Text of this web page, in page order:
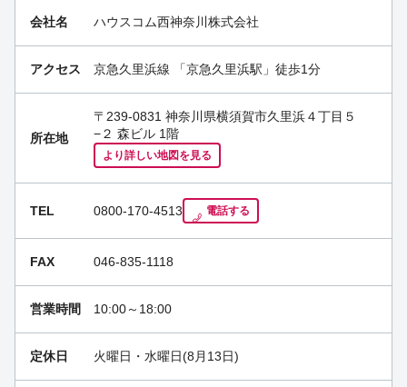
会社名 ハウスコム西神奈川株式会社
アクセス 京急久里浜線 「京急久里浜駅 」徒歩1分
所在地
〒239-0831 神奈川県横須賀市久里浜４丁目５
−２ 森ビル 1階
より詳しい地図を見る
TEL 0800-170-4513 電話する
FAX 046-835-1118
営業時間 10:00～18:00
定休日 火曜日・水曜日(8月13日)